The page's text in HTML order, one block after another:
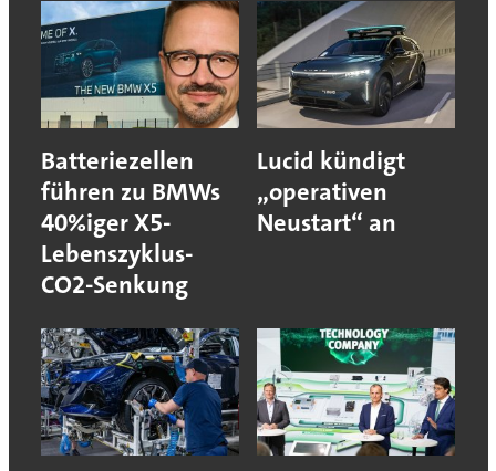
Batteriezellen
führen zu BMWs
40%iger X5-
Lebenszyklus-
CO2-Senkung
Lucid kündigt
„operativen
Neustart“ an